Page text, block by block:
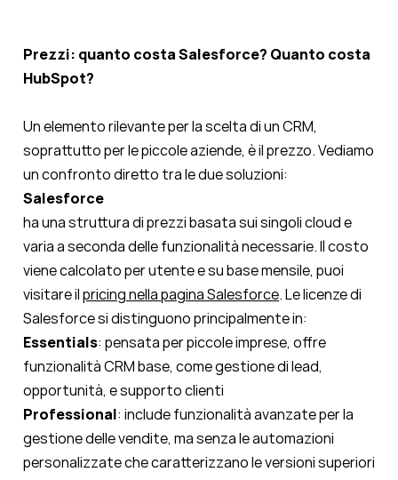
Prezzi: quanto costa Salesforce? Quanto costa
HubSpot?
Un elemento rilevante per la scelta di un CRM,
soprattutto per le piccole aziende, è il prezzo. Vediamo
un confronto diretto tra le due soluzioni:
Salesforce
ha una struttura di prezzi basata sui singoli cloud e
varia a seconda delle funzionalità necessarie. Il costo
viene calcolato per utente e su base mensile, puoi
visitare ilpricing nella pagina Salesforce. Le licenze di
Salesforce si distinguono principalmente in:
Essentials: pensata per piccole imprese, offre
funzionalità CRM base, come gestione di lead,
opportunità, e supporto clienti
Professional: include funzionalità avanzate per la
gestione delle vendite, ma senza le automazioni
personalizzate che caratterizzano le versioni superiori